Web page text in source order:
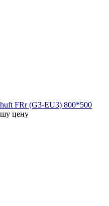
FRr (G3-EU3) 800*500
цену